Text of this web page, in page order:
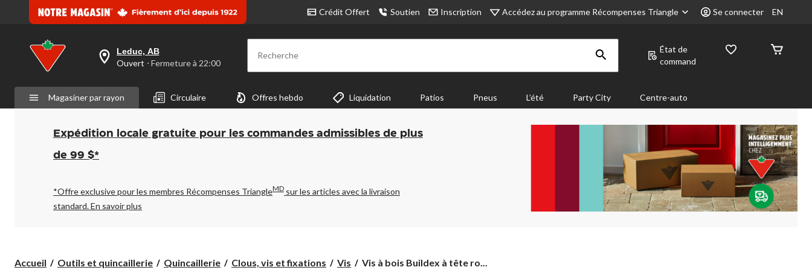
Crédit Offert Soutien Inscription Accédez au programme Récompenses Triangle Se connecter EN
votre
est
Leduc,
AB,
Ouvert,
Fermeture
à
pour
changer
Leduc, AB
Ouvert ⋅ Fermeture à 22:00 Recherche
État de
command
Magasiner par rayon Circulaire Offres hebdo Liquidation Patios Pneus L’été Party City Centre-auto
Expédition locale gratuite pour les commandes admissibles de plus
de 99 $*
*Offre exclusive pour les membres Récompenses TriangleMD sur les articles avec la livraison
standard.En savoir plus
Accueil Outils et quincaillerie Quincaillerie Clous, vis et fixations Vis
Vis
Vis à bois Buildex à tête ro...